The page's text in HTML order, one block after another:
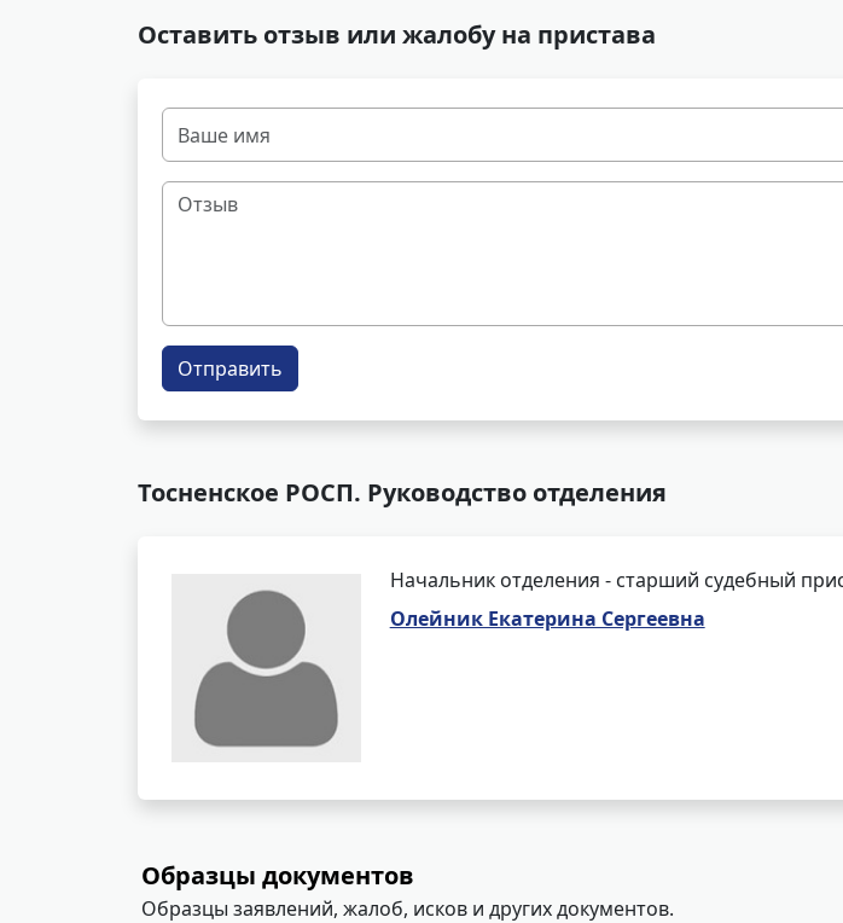
Оставить отзыв или жалобу на пристава
Отправить
Тосненское РОСП. Руководство отделения
Начальник отделения - старший судебный
Олейник Екатерина Сергеевна
Образцы документов
Образцы заявлений, жалоб, исков и других документов.